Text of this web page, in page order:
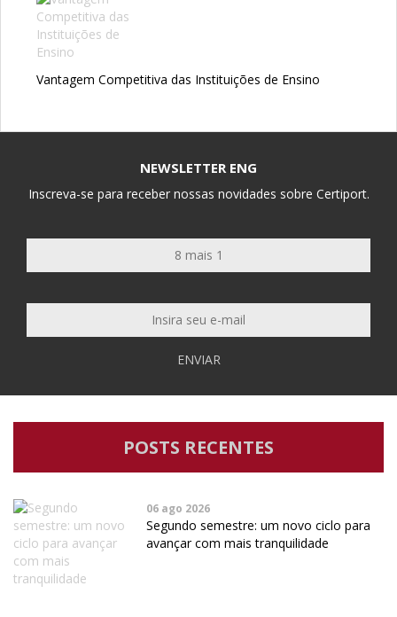
Vantagem Competitiva das Instituições de Ensino
NEWSLETTER ENG
Inscreva-se para receber nossas novidades sobre Certiport.
ENVIAR
POSTS RECENTES
06 ago 2026
Segundo semestre: um novo ciclo para
avançar com mais tranquilidade